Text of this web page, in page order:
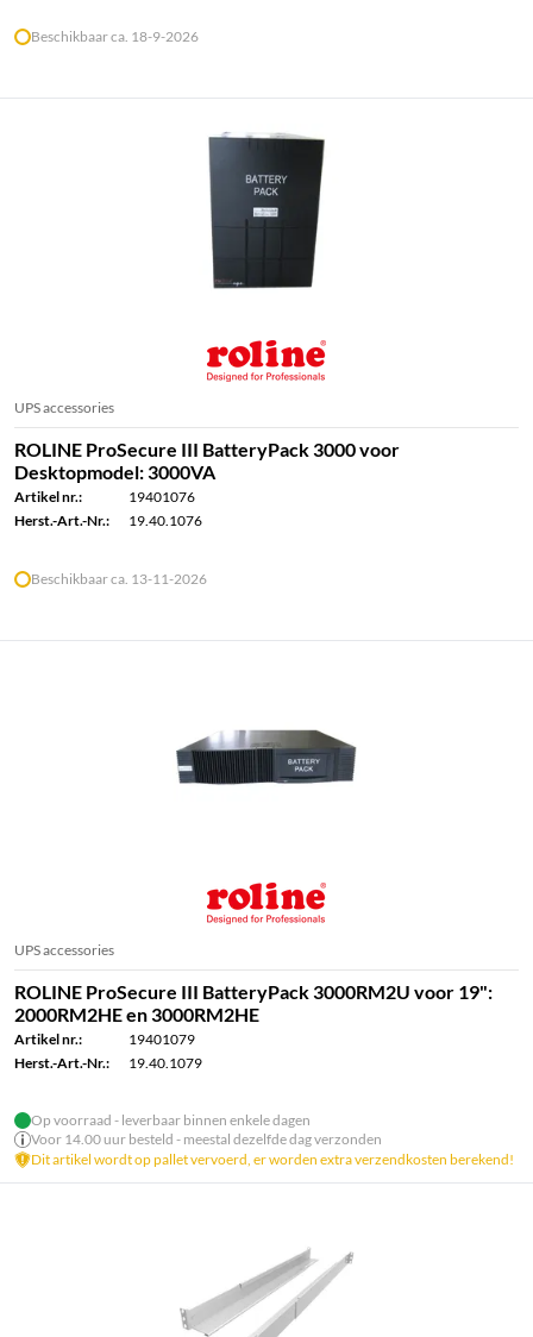
Beschikbaar ca. 18-9-2026
UPS accessories
ROLINE ProSecure III BatteryPack 3000 voor
Desktopmodel: 3000VA
Artikel nr.:
19401076
Herst.-Art.-Nr.:
19.40.1076
Beschikbaar ca. 13-11-2026
UPS accessories
ROLINE ProSecure III BatteryPack 3000RM2U voor 19":
2000RM2HE en 3000RM2HE
Artikel nr.:
19401079
Herst.-Art.-Nr.:
19.40.1079
Op voorraad - leverbaar binnen enkele dagen
Voor 14.00 uur besteld - meestal dezelfde dag verzonden
Dit artikel wordt op pallet vervoerd, er worden extra verzendkosten berekend!